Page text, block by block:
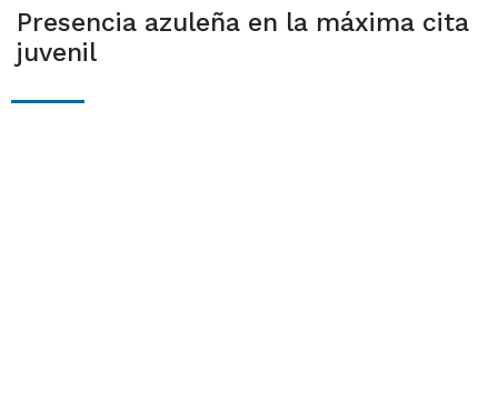
Presencia azuleña en la máxima cita
juvenil